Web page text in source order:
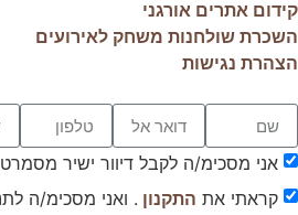
קידום אתרים אורגני
השכרת שולחנות משחק לאירועים
הצהרת נגישות
אני מסכימ/ה לקבל דיוור ישיר
קראתי את התקנון . ואני מסכימ/ה